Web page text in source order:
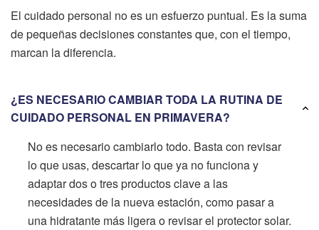
El cuidado personal no es un esfuerzo puntual. Es la suma
de pequeñas decisiones constantes que, con el tiempo,
marcan la diferencia.
¿ES NECESARIO CAMBIAR TODA LA RUTINA DE
CUIDADO PERSONAL EN PRIMAVERA?
No es necesario cambiarlo todo. Basta con revisar
lo que usas, descartar lo que ya no funciona y
adaptar dos o tres productos clave a las
necesidades de la nueva estación, como pasar a
una hidratante más ligera o revisar el protector solar.